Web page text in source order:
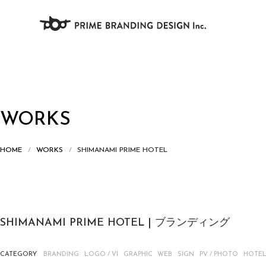
WORKS
HOME WORKS SHIMANAMI PRIME HOTEL
SHIMANAMI PRIME HOTEL | ブランディング
CATEGORY BRANDING LOGO / VI GRAPHIC WEB SIGN PV / PHOTO HOTEL